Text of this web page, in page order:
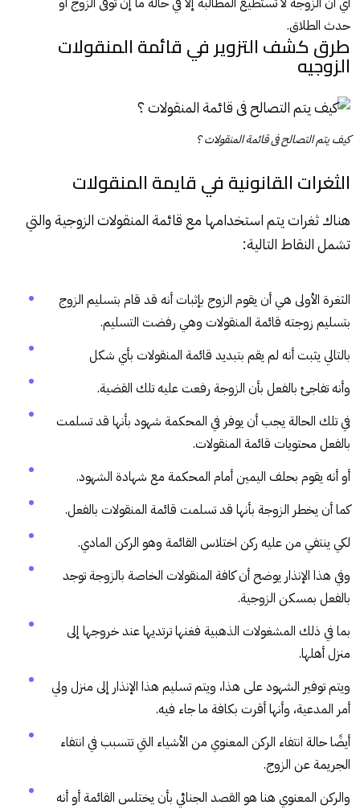
حدث الطلاق.
طرق كشف التزوير في قائمة المنقولات
الزوجيه
كيف يتم التصالح فى قائمة المنقولات ؟
الثغرات القانونية في قايمة المنقولات
هناك ثغرات يتم استخدامها مع قائمة المنقولات الزوجية والتي
تشمل النقاط التالية:
الثغرة الأولى هي أن يقوم الزوج بإثبات أنه قد قام بتسليم الزوج
بتسليم زوجته قائمة المنقولات وهي رفضت التسليم.
بالتالي يثبت أنه لم يقم بتبديد قائمة المنقولات بأي شكل
وأنه تفاجئ بالفعل بأن الزوجة رفعت عليه تلك القضية.
في تلك الحالة يجب أن يوفر في المحكمة شهود بأنها قد تسلمت
بالفعل محتويات قائمة المنقولات.
أو أنه يقوم بحلف اليمين أمام المحكمة مع شهادة الشهود.
كما أن يخطر الزوجة بأنها قد تسلمت قائمة المنقولات بالفعل.
لكي ينتفي من عليه ركن اختلاس القائمة وهو الركن المادي.
وفي هذا الإنذار يوضح أن كافة المنقولات الخاصة بالزوجة توجد
بالفعل بمسكن الزوجية.
بما في ذلك المشغولات الذهبية فغنها ترتديها عند خروجها إلى
منزل أهلها.
ويتم توفير الشهود على هذا، ويتم تسليم هذا الإنذار إلى منزل ولي
أمر المدعية، وأنها أقرت بكافة ما جاء فيه.
أيضًا حالة انتفاء الركن المعنوي من الأشياء التي تتسبب في انتفاء
الجريمة عن الزوج.
والركن المعنوي هنا هو القصد الجنائي بأن يختلس القائمة أو أنه